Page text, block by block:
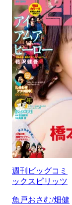
週刊ビッグコミ
ックスピリッツ
魚戸おさむ/畑健